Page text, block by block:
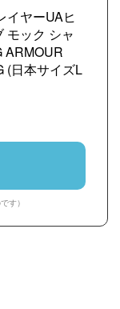
イヤーUAヒ
モック シャ
ARMOUR
(日本サイズL
す）